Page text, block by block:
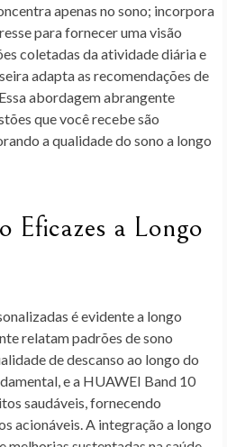
apenas no sono; incorpora
para fornecer uma visão
coletadas da atividade diária e
adapta as recomendações de
abordagem abrangente
que você recebe são
a qualidade do sono a longo
Eficazes a Longo
é evidente a longo
relatam padrões de sono
de descanso ao longo do
e a HUAWEI Band 10
saudáveis, fornecendo
acionáveis. A integração a longo